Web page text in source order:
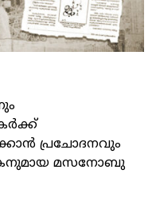
പ്രചോദനവും
മസനോബു